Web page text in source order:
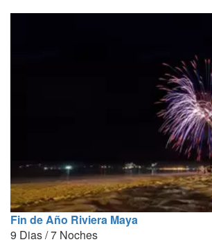
Fin de Año Riviera Maya
9 Dias / 7 Noches